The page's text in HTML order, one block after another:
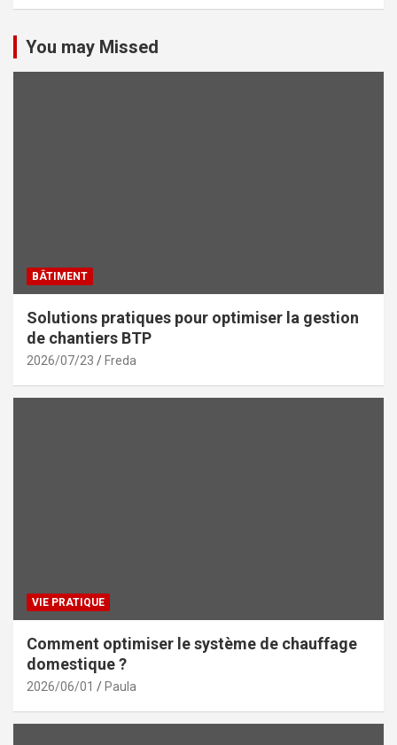
You may Missed
BÂTIMENT
Solutions pratiques pour optimiser la gestion
de chantiers BTP
2026/07/23 Freda
VIE PRATIQUE
Comment optimiser le système de chauffage
domestique ?
2026/06/01 Paula